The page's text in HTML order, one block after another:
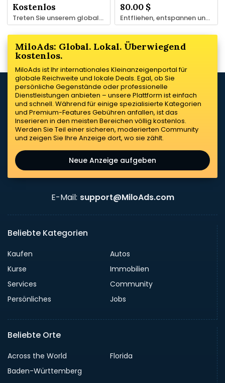
Kostenlos
Treten Sie unserem globalen Netzwerk von Experten für Massage, Therapie & Beauty bei.
80.00 $
Entfliehen, entspannen und regenerieren.
MiloAds: Global. Lokal. Überwiegend
kostenlos.
MiloAds ist Ihr internationales Kleinanzeigenportal für
globale Reichweite und lokale Deals. Egal, ob Sie
persönliche Gegenstände oder professionelle
Dienstleistungen anbieten – unsere Plattform ist einfach
und schnell. Während für einige spezialisierte Kategorien
und Premium-Features Gebühren anfallen, ist das
Inserieren in den meisten Bereichen völlig kostenlos.
Werden Sie Teil einer sicheren, moderierten Community
und zeigen Sie Ihre Anzeige dort, wo sie zählt.
Neue Anzeige aufgeben
E-Mail: support@MiloAds.com
Beliebte Kategorien
Kaufen
Autos
Kurse
Immobilien
Services
Community
Persönliches
Jobs
Beliebte Orte
Across the World
Florida
Baden-Württemberg